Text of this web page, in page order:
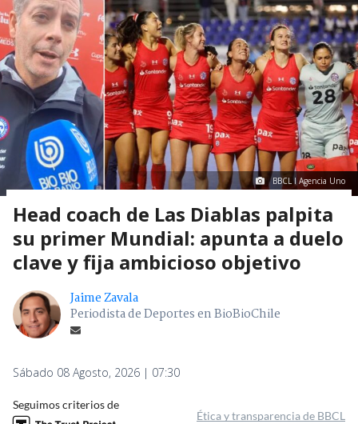
BBCL I Agencia Uno
Head coach de Las Diablas palpita
su primer Mundial: apunta a duelo
clave y fija ambicioso objetivo
Jaime Zavala
Periodista de Deportes en BioBioChile
Sábado 08 Agosto, 2026 | 07:30
Seguimos criterios de
Ética y transparencia de BBCL